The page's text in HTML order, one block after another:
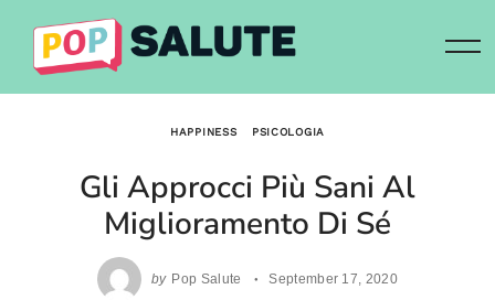
content
HAPPINESS PSICOLOGIA
Gli Approcci Più Sani Al
Miglioramento Di Sé
by Pop Salute September 17, 2020